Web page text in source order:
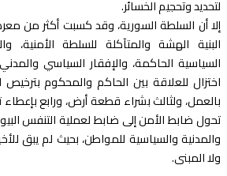
لتحديد وتحجيم الخسائر.
إلا أن السلطة السورية، وقد كسبت أكثر من
البنية الهشة والمتآكلة للسلطة الأمنية،
السياسية الحاكمة، والإفقار السياسي
اختزال للعلاقة بين الحاكم والمحكوم بترخيص
بالعمل، ولثالث بشراء قطعة أرض، ورابع بإعطاء
تحول ضابط الأمن إلى ضابط لعملية التنفس
والمدنية والسياسية للمواطن، بحيث لم يبق
ولا المبنى.